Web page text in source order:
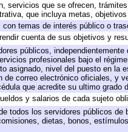
servicios que se ofrecen,
que incluya metas,
temas de interés público o
cuenta de sus objetivos y
públicos,
profesionales bajo el
asignado, nivel del puesto en
de correo electrónico oficiales, y
que acredite su ultimo grado
y salarios de cada sujeto
todos los servidores públicos
dietas, bonos,